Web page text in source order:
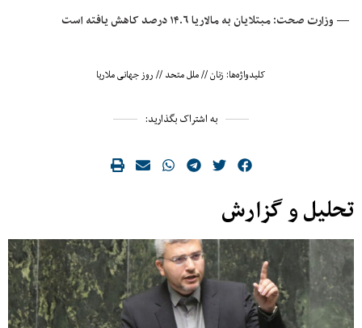
— وزارت صحت: مبتلایان به مالاریا ۱۴.۶ درصد کاهش یافته است
کلیدواژه‌ها: زنان//ملل متحد//روز جهانی ملاریا
به اشتراک بگذارید:
تحلیل و گزارش